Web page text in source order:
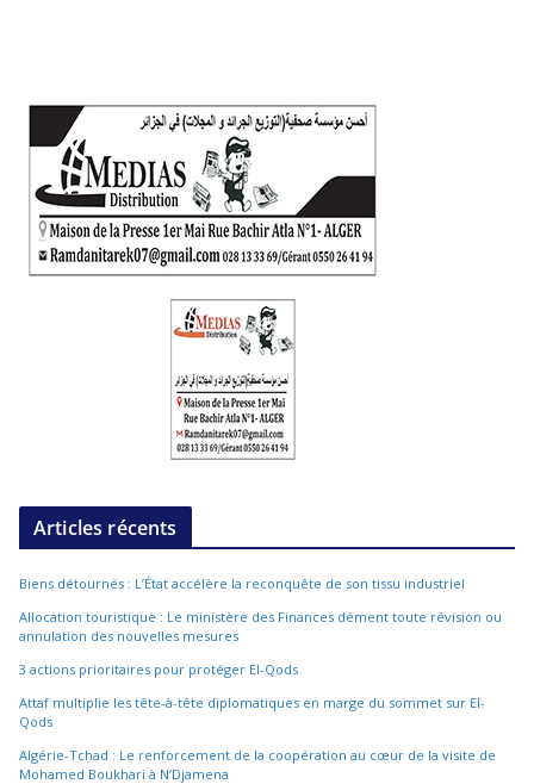
Articles récents
Biens détournés : L’État accélère la reconquête de son tissu industriel
Allocation touristique : Le ministère des Finances dément toute révision ou
annulation des nouvelles mesures
3 actions prioritaires pour protéger El-Qods
Attaf multiplie les tête-à-tête diplomatiques en marge du sommet sur El-
Qods
Algérie-Tchad : Le renforcement de la coopération au cœur de la visite de
Mohamed Boukhari à N’Djamena